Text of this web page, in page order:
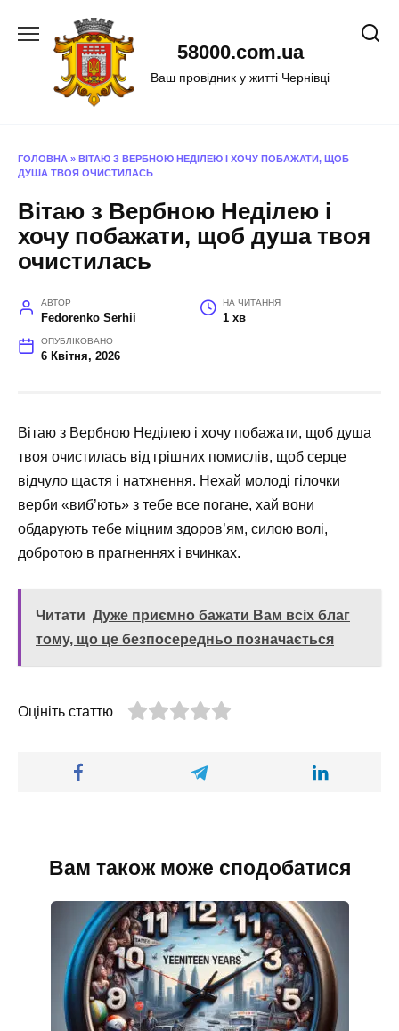
58000.com.ua
Ваш провідник у житті Чернівці
ГОЛОВНА » ВІТАЮ З ВЕРБНОЮ НЕДІЛЕЮ І ХОЧУ ПОБАЖАТИ, ЩОБ
ДУША ТВОЯ ОЧИСТИЛАСЬ
Вітаю з Вербною Неділею і
хочу побажати, щоб душа твоя
очистилась
АВТОР
Fedorenko Serhii
НА ЧИТАННЯ
1 хв
ОПУБЛІКОВАНО
6 Квітня, 2026
Вітаю з Вербною Неділею і хочу побажати, щоб душа
твоя очистилась від грішних помислів, щоб серце
відчуло щастя і натхнення. Нехай молоді гілочки
верби «виб’ють» з тебе все погане, хай вони
обдарують тебе міцним здоров’ям, силою волі,
добротою в прагненнях і вчинках.
Читати Дуже приємно бажати Вам всіх благ
тому, що це безпосередньо позначається
Оцініть статтю
Вам також може сподобатися